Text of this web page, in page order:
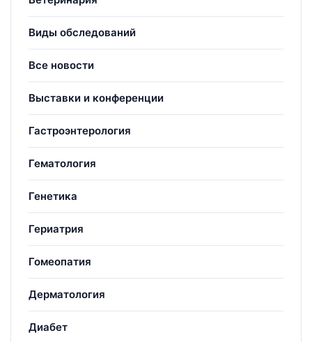
Виды обследований
Все новости
Выставки и конференции
Гастроэнтерология
Гематология
Генетика
Гериатрия
Гомеопатия
Дерматология
Диабет